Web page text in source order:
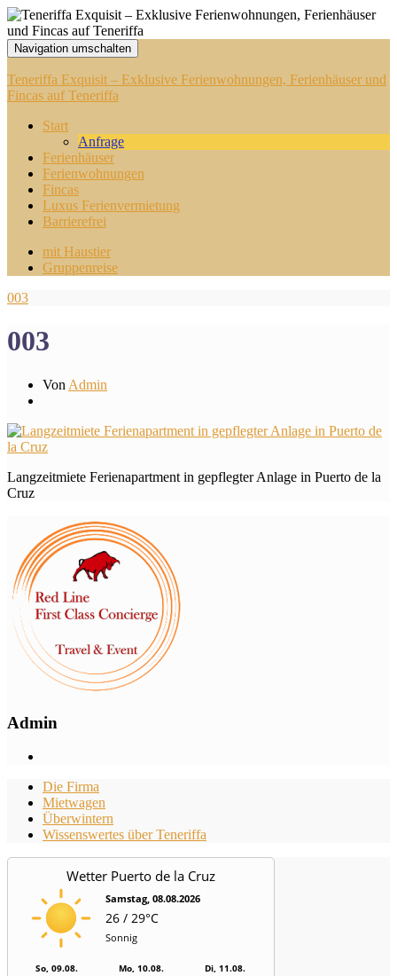
Navigation umschalten
Teneriffa Exquisit – Exklusive Ferienwohnungen, Ferienhäuser und
Fincas auf Teneriffa
Start
Anfrage
Ferienhäuser
Ferienwohnungen
Fincas
Luxus Ferienvermietung
Barrierefrei
mit Haustier
Gruppenreise
003
003
Von Admin
Langzeitmiete Ferienapartment in gepflegter Anlage in Puerto de la
Cruz
Admin
Die Firma
Mietwagen
Überwintern
Wissenswertes über Teneriffa
Wetter Puerto de la Cruz
Samstag, 08.08.2026
26 / 29°C
Sonnig
So, 09.08. Mo, 10.08. Di, 11.08.